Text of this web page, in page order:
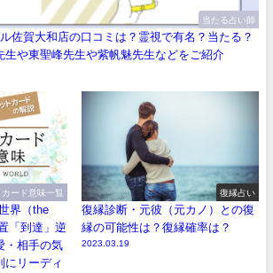
当たる占い師
佐賀大和店の口コミは？霊視で有名？当たる？
生や東聖峰先生や紫帆魅先生などをご紹介
ード意味一覧
界（the
「到達」逆
・相手の気
にリーディ
復縁占い
復縁診断・元彼（元カノ）との復
縁の可能性は？復縁確率は？
2023.03.19